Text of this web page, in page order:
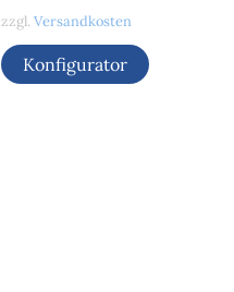
zzgl. Versandkosten
Konfigurator